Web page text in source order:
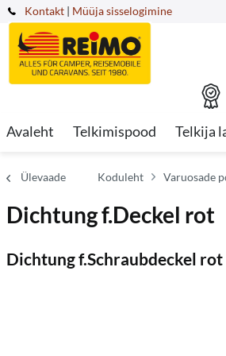
Kontakt | Müüja sisselogimine
Avaleht Telkimispood Telkija
Ülevaade Koduleht Varuosade
Dichtung f.Deckel rot
Dichtung f.Schraubdeckel